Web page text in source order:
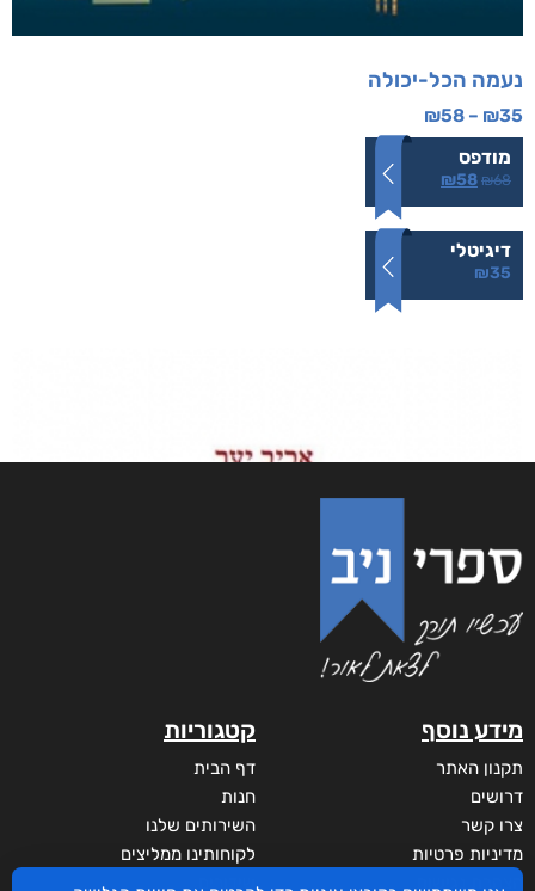
נעמה הכל-יכולה
₪35
–
₪58
מודפס
₪68
₪58
דיגיטלי
₪35
מידע נוסף
תקנון האתר
דרושים
צרו קשר
מדיניות פרטיות
הצהרת נגישות
קטגוריות
דף הבית
חנות
השירותים שלנו
לקוחותינו ממליצים